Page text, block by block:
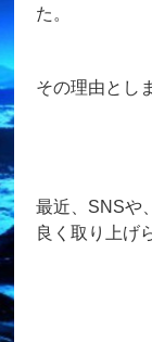
た。
その理由とし
最近、SNSや
良く取り上げ